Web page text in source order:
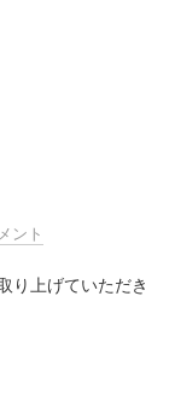
ント
り上げていただき